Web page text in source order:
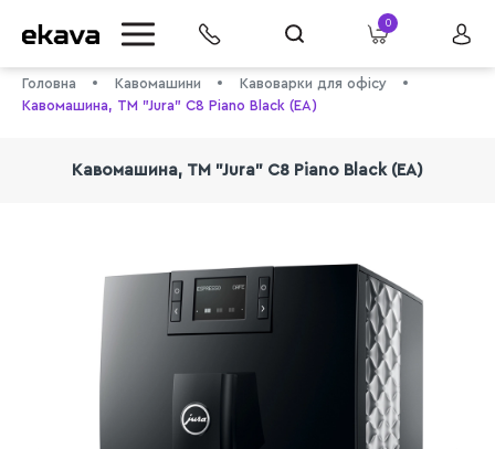
info@ekava.com.ua
0
Головна Кавомашини
Кавоварки для офісу
Кавомашина, TM "Jura" C8 Piano Black (EA)
Кавомашина, TM "Jura" C8 Piano Black (EA)